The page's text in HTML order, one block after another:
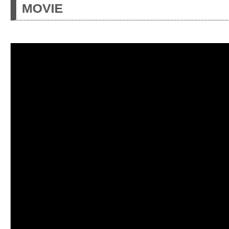
MOVIE